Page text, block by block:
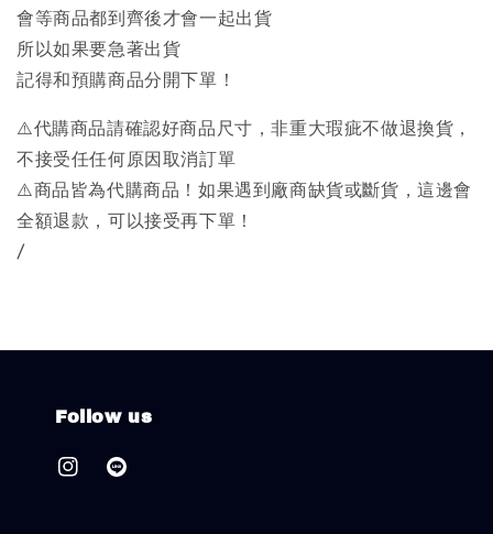
會等商品都到齊後才會一起出貨
所以如果要急著出貨
記得和預購商品分開下單！
⚠️代購商品請確認好商品尺寸，非重大瑕疵不做退換貨，
不接受任任何原因取消訂單
⚠️商品皆為代購商品！如果遇到廠商缺貨或斷貨，這邊會
全額退款，可以接受再下單！
/
Follow us